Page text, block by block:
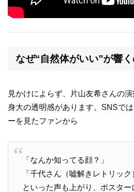
なぜ“自然体がいい”が響く
見かけによらず、片山友希さんの
身大の透明感があります。SNSで
ーを見たファンから
「なんか知ってる顔？」
「千代さん（嘘解きレトリック
といった声も上がり、ポスタ